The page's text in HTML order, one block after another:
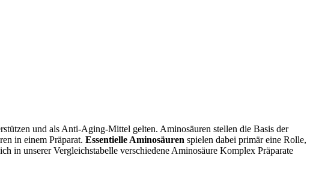
und als Anti-Aging-Mittel gelten. Aminosäuren stellen die Basis der
in einem Präparat. Essentielle Aminosäuren spielen dabei primär eine Rolle,
in unserer Vergleichstabelle verschiedene Aminosäure Komplex Präparate